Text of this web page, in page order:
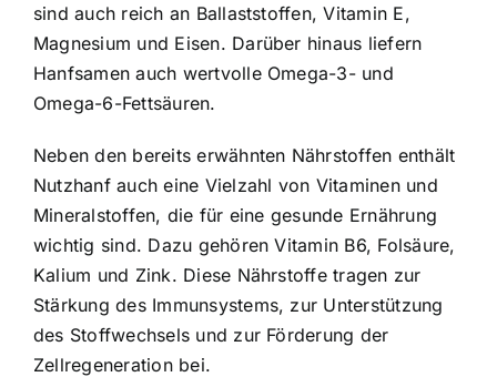
sind auch reich an Ballaststoffen, Vitamin E,
Magnesium und Eisen. Darüber hinaus liefern
Hanfsamen auch wertvolle Omega-3- und
Omega-6-Fettsäuren.
Neben den bereits erwähnten Nährstoffen enthält
Nutzhanf auch eine Vielzahl von Vitaminen und
Mineralstoffen, die für eine gesunde Ernährung
wichtig sind. Dazu gehören Vitamin B6, Folsäure,
Kalium und Zink. Diese Nährstoffe tragen zur
Stärkung des Immunsystems, zur Unterstützung
des Stoffwechsels und zur Förderung der
Zellregeneration bei.